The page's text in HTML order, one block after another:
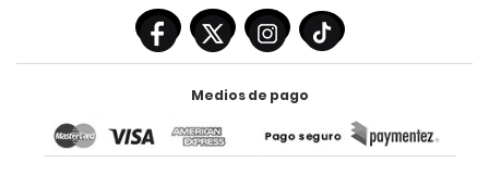
Medios de pago